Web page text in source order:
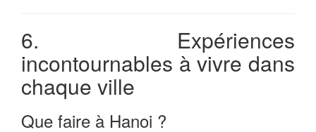
6. Expériences
incontournables à vivre dans
chaque ville
Que faire à Hanoi ?